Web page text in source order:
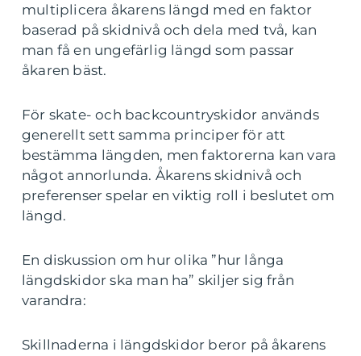
multiplicera åkarens längd med en faktor
baserad på skidnivå och dela med två, kan
man få en ungefärlig längd som passar
åkaren bäst.
För skate- och backcountryskidor används
generellt sett samma principer för att
bestämma längden, men faktorerna kan vara
något annorlunda. Åkarens skidnivå och
preferenser spelar en viktig roll i beslutet om
längd.
En diskussion om hur olika ”hur långa
längdskidor ska man ha” skiljer sig från
varandra:
Skillnaderna i längdskidor beror på åkarens